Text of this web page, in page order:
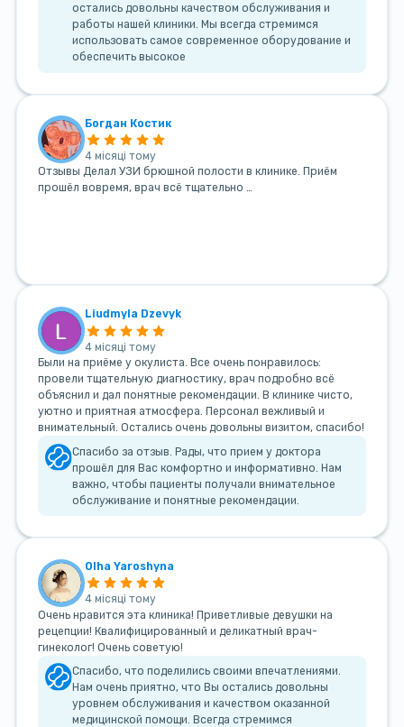
остались довольны качеством обслуживания и
работы нашей клиники. Мы всегда стремимся
использовать самое современное оборудование и
обеспечить высокое
Богдан Костик
4 місяці тому
Отзывы Делал УЗИ брюшной полости в клинике. Приём
прошёл вовремя, врач всё тщательно …
Liudmyla Dzevyk
4 місяці тому
Были на приёме у окулиста. Все очень понравилось:
провели тщательную диагностику, врач подробно всё
объяснил и дал понятные рекомендации. В клинике чисто,
уютно и приятная атмосфера. Персонал вежливый и
внимательный. Остались очень довольны визитом, спасибо!
Спасибо за отзыв. Рады, что прием у доктора
прошёл для Вас комфортно и информативно. Нам
важно, чтобы пациенты получали внимательное
обслуживание и понятные рекомендации.
Olha Yaroshyna
4 місяці тому
Очень нравится эта клиника! Приветливые девушки на
рецепции! Квалифицированный и деликатный врач-
гинеколог! Очень советую!
Спасибо, что поделились своими впечатлениями.
Нам очень приятно, что Вы остались довольны
уровнем обслуживания и качеством оказанной
медицинской помощи. Всегда стремимся